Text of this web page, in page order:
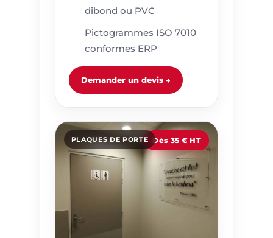
dibond ou PVC
Pictogrammes ISO 7010
conformes ERP
Demander un devis →
Dès 35 € HT
PLAQUES DE PORTE